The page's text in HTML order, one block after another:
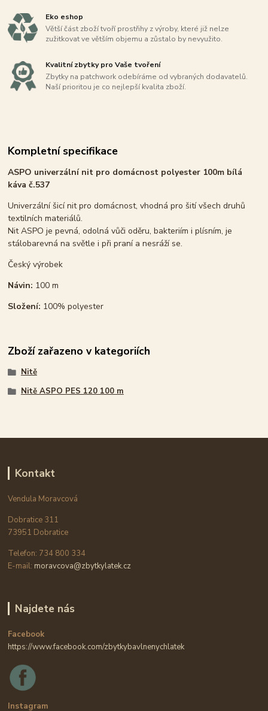
Eko eshop
Větší část zboží tvoří prostřihy z výroby, které již nelze
zužitkovat ve větším objemu a zůstalo by nevyužito.
Kvalitní zbytky pro Vaše tvoření
Zbytky na patchwork odebíráme od vybraných dodavatelů.
Naší prioritou je co nejlepší kvalita zboží.
Kompletní specifikace
ASPO univerzální nit pro domácnost polyester 100m bílá
káva č.537
Univerzální šicí nit pro domácnost, vhodná pro šití všech druhů
textilních materiálů.
Nit ASPO je pevná, odolná vůči oděru, bakteriím i plísním, je
stálobarevná na světle i při praní a nesráží se.
Český výrobek
Návin: 100 m
Složení: 100% polyester
Zboží zařazeno v kategoriích
Nitě
Nitě ASPO PES 120 100 m
Kontakt
Vendula Moravcová
Dobratice 311
73951 Dobratice
Telefon: 734 800 334
E-mail: moravcova@zbytkylatek.cz
Najdete nás
Facebook
https://www.facebook.com/zbytkybavlnenychlatek
Instagram